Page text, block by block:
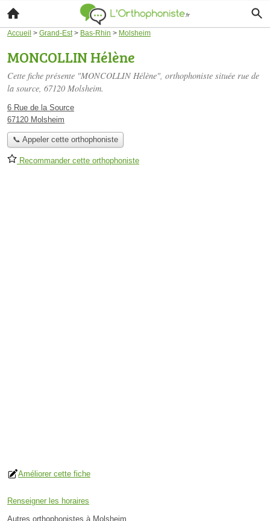
Accueil > Grand-Est> Bas-Rhin > Molsheim
MONCOLLIN Hélène
Cette fiche présente "MONCOLLIN Hélène", orthophoniste située rue de
la source, 67120 Molsheim.
6 Rue de la Source
67120 Molsheim
📞 Appeler cette orthophoniste
Recommander cette orthophoniste
Améliorer cette fiche
Renseigner les horaires
Autres orthophonistes à Molsheim